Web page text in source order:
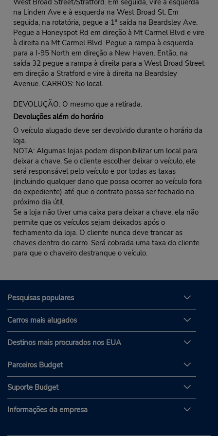
West Broad Street/Stratford. Em seguida, vire à esquerda
na Linden Ave e à esquerda na West Broad St. Em
seguida, na rotatória, pegue a 1ª saída na Beardsley Ave.
Pegue a Honeyspot Rd em direção à Mt Carmel Blvd e vire
à direita na Mt Carmel Blvd. Pegue a rampa à esquerda
para a I-95 North em direção a New Haven. Então, na
saída 32 pegue a rampa à direita para a West Broad Street
em direção a Stratford e vire à direita na Beardsley
Avenue. CARROS: No local.
DEVOLUÇÃO: O mesmo que a retirada.
Devoluções além do horário
O veículo alugado deve ser devolvido durante o horário da
loja.
NOTA: Algumas lojas podem disponibilizar um local para
deixar a chave. Se o cliente escolher deixar o veículo, ele
será responsável pelo veículo e por todas as taxas
(incluindo qualquer dano que possa ocorrer ao veículo fora
do expediente) até que o contrato possa ser fechado no
próximo dia útil.
Se a loja não tiver uma caixa para deixar a chave, ela não
permite que os veículos sejam deixados após o
fechamento da loja. O cliente nunca deve trancar as
chaves dentro do carro. Será cobrada uma taxa do cliente
para que o chaveiro destranque o veículo.
Pesquisas populares
Carros mais alugados
Destinos mais procurados nos EUA
Parceiros Budget
Suporte Budget
Informações da empresa